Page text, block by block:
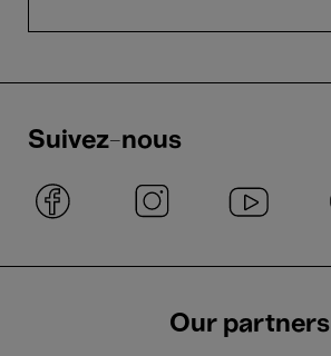
Suivez-nous
Our partners